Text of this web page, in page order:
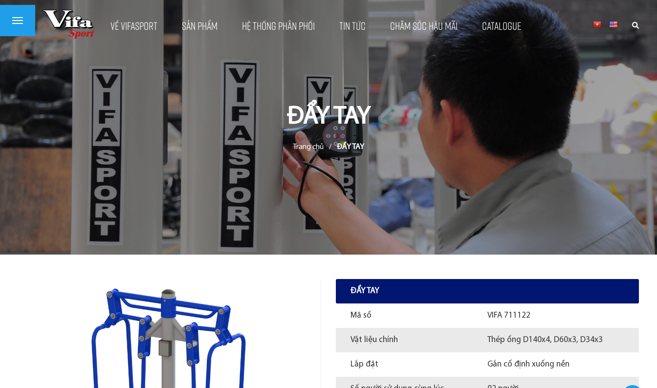
Về VifaSport Sản phẩm Hệ thống phân phối Tin tức Chăm sóc hậu mãi Catalogue
ĐẨY TAY
Trang chủ / ĐẨY TAY
ĐẨY TAY
Mã số VIFA 711122
Vật liệu chính Thép ống D140x4, D60x3, D34x3
Lắp đặt Gắn cố định xuống nền